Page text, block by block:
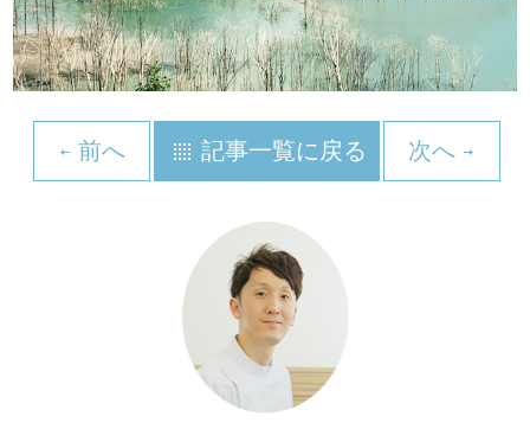
前へ 記事一覧に戻る 次へ